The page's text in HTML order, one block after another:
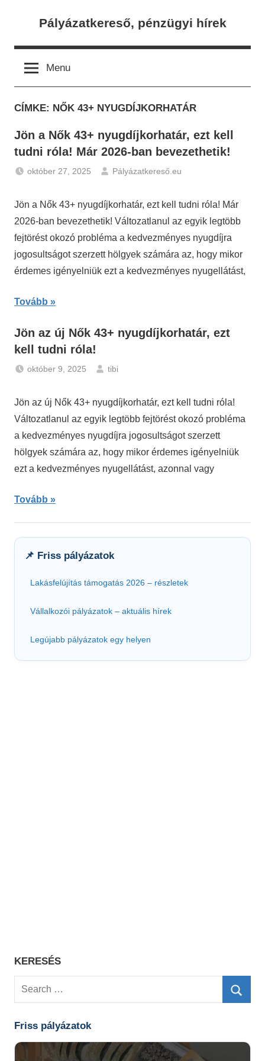
Pályázatkereső, pénzügyi hírek
Menu
CÍMKE: NŐK 43+ NYUGDÍJKORHATÁR
Jön a Nők 43+ nyugdíjkorhatár, ezt kell
tudni róla! Már 2026-ban bevezethetik!
október 27, 2025
Pályázatkereső.eu
Hírek,
Jön a Nők 43+ nyugdíjkorhatár, ezt kell tudni róla! Már
2026-ban bevezethetik! Változatlanul az egyik legtöbb
fejtörést okozó probléma a kedvezményes nyugdíjra
jogosultságot szerzett hölgyek számára az, hogy mikor
érdemes igényelniük ezt a kedvezményes nyugellátást,
Tovább
Jön az új Nők 43+ nyugdíjkorhatár, ezt
kell tudni róla!
október 9, 2025
tibi
Jön az új Nők 43+ nyugdíjkorhatár, ezt kell tudni róla!
Változatlanul az egyik legtöbb fejtörést okozó probléma
a kedvezményes nyugdíjra jogosultságot szerzett
hölgyek számára az, hogy mikor érdemes igényelniük
ezt a kedvezményes nyugellátást, azonnal vagy
Tovább
📌 Friss pályázatok
Lakásfelújítás támogatás 2026 – részletek
Vállalkozói pályázatok – aktuális hírek
Legújabb pályázatok egy helyen
KERESÉS
Search
Friss pályázatok